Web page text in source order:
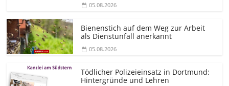
05.08.2026
Bienenstich auf dem Weg zur Arbeit
als Dienstunfall anerkannt
05.08.2026
Tödlicher Polizeieinsatz in Dortmund:
Hintergründe und Lehren